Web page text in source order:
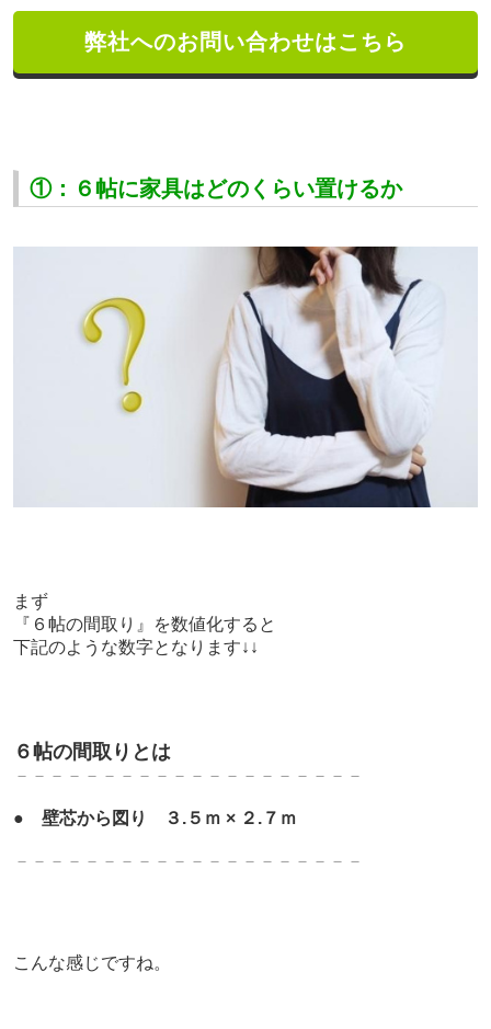
弊社へのお問い合わせはこちら
①：６帖に家具はどのくらい置けるか
まず
『６帖の間取り』を数値化すると
下記のような数字となります↓↓
６帖の間取りとは
－－－－－－－－－－－－－－－－－－－－
● 壁芯から図り ３.５ｍ × ２.７ｍ
－－－－－－－－－－－－－－－－－－－－
こんな感じですね。